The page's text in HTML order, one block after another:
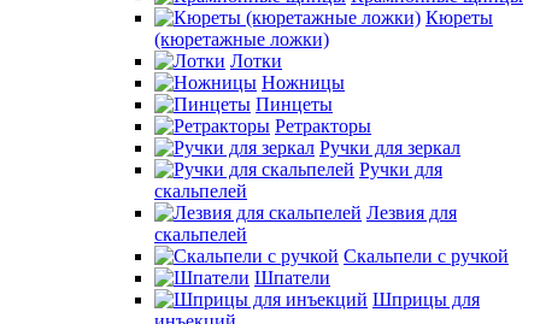
Кюреты
(кюретажные ложки)
Лотки
Ножницы
Пинцеты
Ретракторы
Ручки для зеркал
Ручки для
скальпелей
Лезвия для
скальпелей
Скальпели с ручкой
Шпатели
Шприцы для